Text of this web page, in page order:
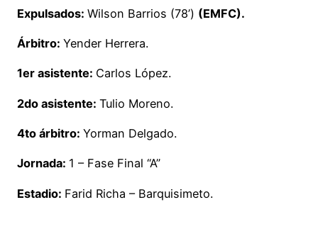
Expulsados: Wilson Barrios (78’) (EMFC).
Árbitro: Yender Herrera.
1er asistente: Carlos López.
2do asistente: Tulio Moreno.
4to árbitro: Yorman Delgado.
Jornada: 1 – Fase Final “A”
Estadio: Farid Richa – Barquisimeto.